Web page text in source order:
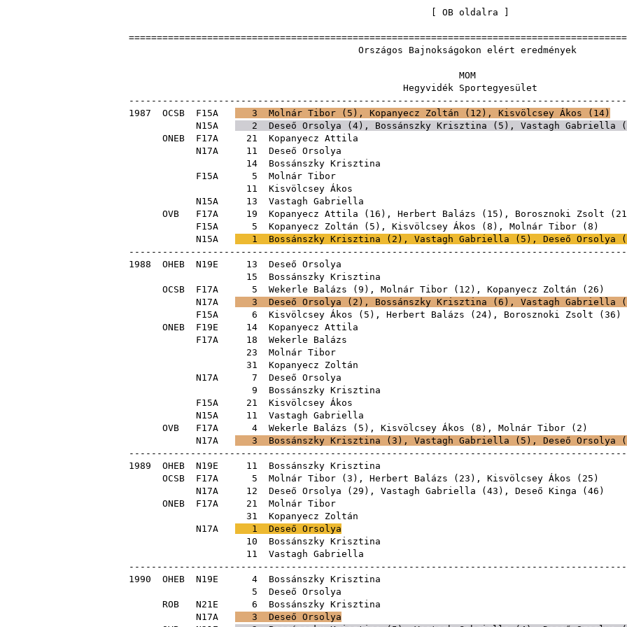
OB oldalra
Országos Bajnokságokon elért
Hegyvidék
1987 OCSB F15A 3 Molnár Tibor ( 5 ), Kopanyecz Zoltán ( 12 ), Kisvölcsey Ákos ( 14 )
N15A
2 Deseő Orsolya ( 4 ), Bossánszky Krisztina ( 5 ), Vastagh Gabriella (
ONEB F17A 21
Kopanyecz Attila
N17A 11
Deseő Orsolya
14
Bossánszky Krisztina
F15A 5
Molnár Tibor
11
Kisvölcsey Ákos
N15A 13
Vastagh Gabriella
OVB F17A 19 Kopanyecz Attila ( 16 ), Herbert Balázs ( 15 ), Borosznoki Zsolt ( 21
F15A 5 Kopanyecz Zoltán ( 5 ), Kisvölcsey Ákos ( 8 ), Molnár Tibor ( 8
N15A
1 Bossánszky Krisztina ( 2 ), Vastagh Gabriella ( 5 ), Deseő Orsolya (
1988 OHEB N19E 13
Deseő Orsolya
15
Bossánszky Krisztina
OCSB F17A 5 Wekerle Balázs ( 9 ), Molnár Tibor ( 12 ), Kopanyecz Zoltán ( 26
N17A
3 Deseő Orsolya ( 2 ), Bossánszky Krisztina ( 6 ), Vastagh Gabriella (
F15A 6 Kisvölcsey Ákos ( 5 ), Herbert Balázs ( 24), Borosznoki Zsolt ( 36
ONEB F19E 14
Kopanyecz Attila
F17A 18
Wekerle Balázs
23
Molnár Tibor
31
Kopanyecz Zoltán
N17A 7
Deseő Orsolya
9
Bossánszky Krisztina
F15A 21
Kisvölcsey Ákos
N15A 11
Vastagh Gabriella
OVB F17A 4 Wekerle Balázs ( 5 ), Kisvölcsey Ákos ( 8 ), Molnár Tibor ( 2
N17A
3 Bossánszky Krisztina ( 3 ), Vastagh Gabriella ( 5 ), Deseő Orsolya (
1989 OHEB N19E 11
Bossánszky Krisztina
OCSB F17A 5 Molnár Tibor ( 3 ), Herbert Balázs ( 23 ), Kisvölcsey Ákos ( 25
N17A 12 Deseő Orsolya ( 29 ), Vastagh Gabriella ( 43 ), Deseő Kinga ( 46
ONEB F17A 21
Molnár Tibor
31
Kopanyecz Zoltán
N17A
1
Deseő Orsolya
10
Bossánszky Krisztina
11
Vastagh Gabriella
1990 OHEB N19E 4
Bossánszky Krisztina
5
Deseő Orsolya
ROB N21E 6
Bossánszky Krisztina
N17A
3
Deseő Orsolya